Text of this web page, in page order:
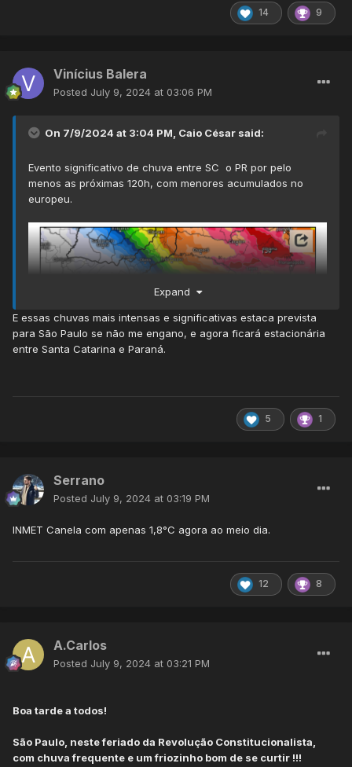
14 9
Vinícius Balera
Posted July 9, 2024 at 03:06 PM
On 7/9/2024 at 3:04 PM, Caio César said:
Evento significativo de chuva entre SC o PR por pelo
menos as próximas 120h, com menores acumulados no
europeu.
Expand
E essas chuvas mais intensas e significativas estaca prevista
para São Paulo se não me engano, e agora ficará estacionária
entre Santa Catarina e Paraná.
5 1
Serrano
Posted July 9, 2024 at 03:19 PM
INMET Canela com apenas 1,8°C agora ao meio dia.
12 8
A.Carlos
Posted July 9, 2024 at 03:21 PM
Boa tarde a todos!
São Paulo, neste feriado da Revolução Constitucionalista,
com chuva frequente e um friozinho bom de se curtir !!!